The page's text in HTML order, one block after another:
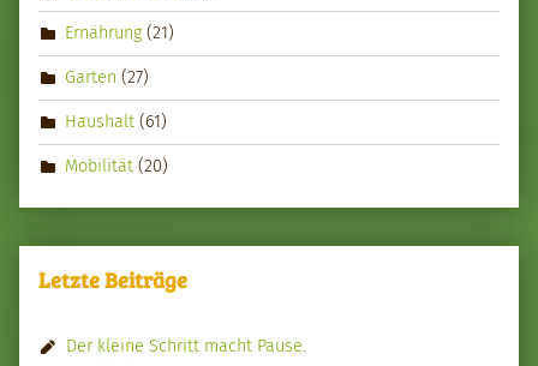
Ernährung (21)
Garten (27)
Haushalt (61)
Mobilität (20)
Letzte Beiträge
Der kleine Schritt macht Pause.